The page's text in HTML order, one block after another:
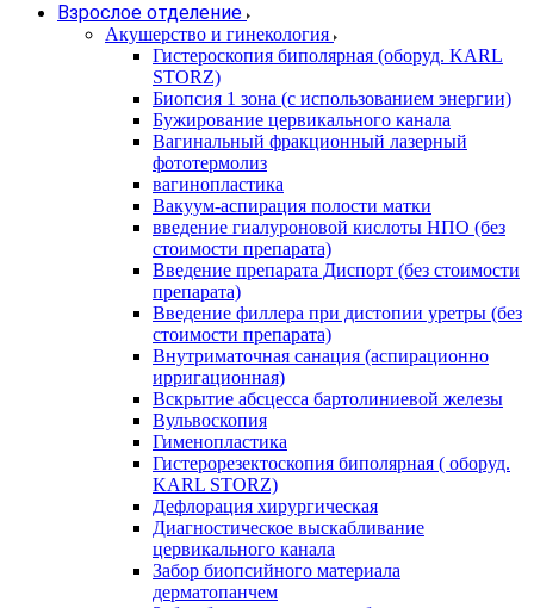
Взрослое отделение
Акушерство и гинекология
Гистероскопия биполярная (оборуд. KARL
STORZ)
Биопсия 1 зона (с использованием энергии)
Бужирование цервикального канала
Вагинальный фракционный лазерный
фототермолиз
вагинопластика
Вакуум-аспирация полости матки
введение гиалуроновой кислоты НПО (без
стоимости препарата)
Введение препарата Диспорт (без стоимости
препарата)
Введение филлера при дистопии уретры (без
стоимости препарата)
Внутриматочная санация (аспирационно
ирригационная)
Вскрытие абсцесса бартолиниевой железы
Вульвоскопия
Гименопластика
Гистерорезектоскопия биполярная ( оборуд.
KARL STORZ)
Дефлорация хирургическая
Диагностическое выскабливание
цервикального канала
Забор биопсийного материала
дерматопанчем